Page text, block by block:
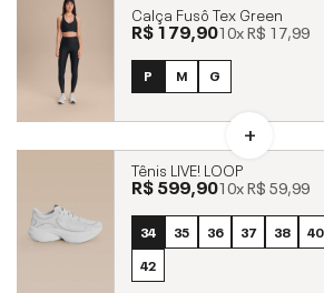
Calça Fusô Tex Green
R$ 179,9010xR$ 17,99
P M G
Tênis LIVE! LOOP
R$ 599,9010xR$ 59,99
34 35 36 37 38 40
42